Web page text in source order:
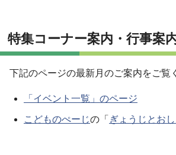
特集コーナー案内・行事案
下記のページの最新月のご案内をご覧
「イベント一覧」のページ
こどものぺーじの「 ぎょうじとお